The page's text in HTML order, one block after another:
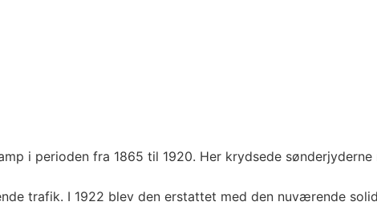
i perioden fra 1865 til 1920. Her krydsede
trafik. I 1922 blev den erstattet med den nuværende